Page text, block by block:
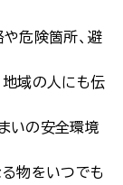
危険箇所、避
地域の人にも伝
いの安全環境
物をいつでも